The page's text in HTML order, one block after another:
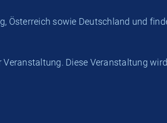
Österreich sowie Deutschland und
Diese Veranstaltung